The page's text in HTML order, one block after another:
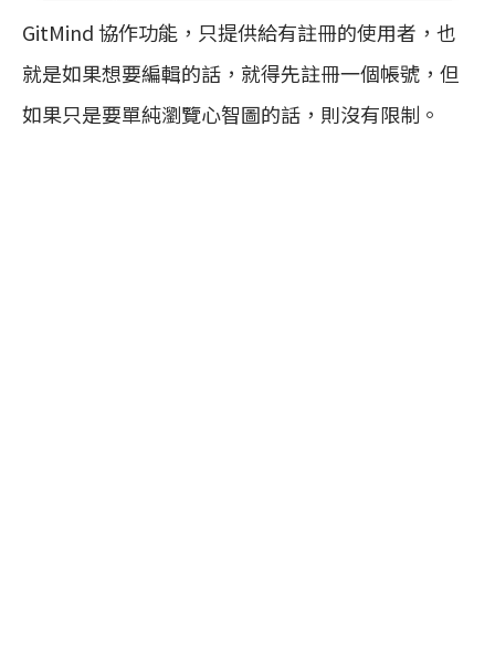
GitMind 協作功能，只提供給有註冊的使用者，也
就是如果想要編輯的話，就得先註冊一個帳號，但
如果只是要單純瀏覽心智圖的話，則沒有限制。